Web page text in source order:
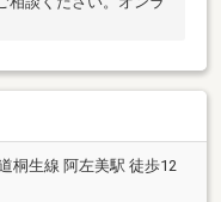
桐生線 阿左美駅 徒歩12